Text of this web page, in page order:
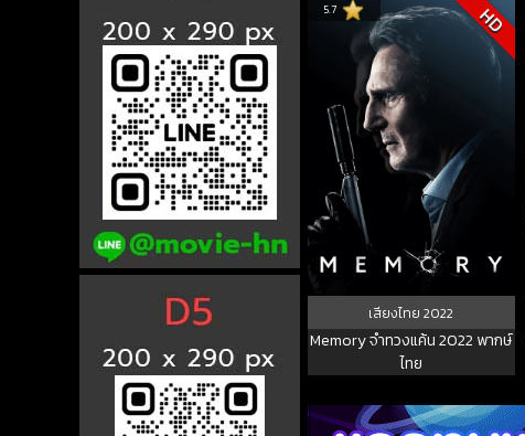
5.7 HD
เสียงไทย2022
Memory จำทวงแค้น 2022 พากษ์
ไทย